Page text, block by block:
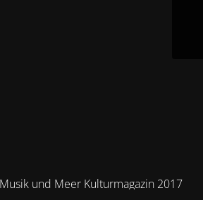
und Meer Kulturmagazin 2017